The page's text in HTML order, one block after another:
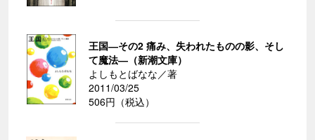
王国―その2 痛み、失われたものの影、そし
て魔法―（新潮文庫）
よしもとばなな／著
2011/03/25
506円（税込）